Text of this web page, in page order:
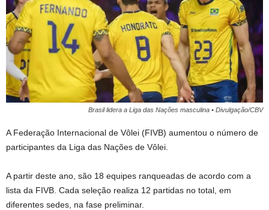
Brasil lidera a Liga das Nações masculina • Divulgação/CBV
A Federação Internacional de Vôlei (FIVB) aumentou o número de
participantes da Liga das Nações de Vôlei.
A partir deste ano, são 18 equipes ranqueadas de acordo com a
lista da FIVB. Cada seleção realiza 12 partidas no total, em
diferentes sedes, na fase preliminar.